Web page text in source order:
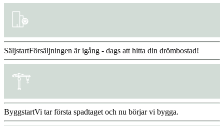
SäljstartFörsäljningen är igång - dags att hitta din drömbostad!
ByggstartVi tar första spadtaget och nu börjar vi bygga.